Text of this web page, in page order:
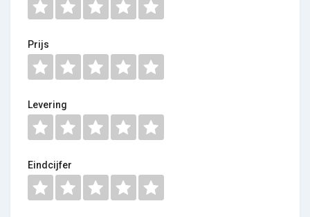
Prijs
Levering
Eindcijfer